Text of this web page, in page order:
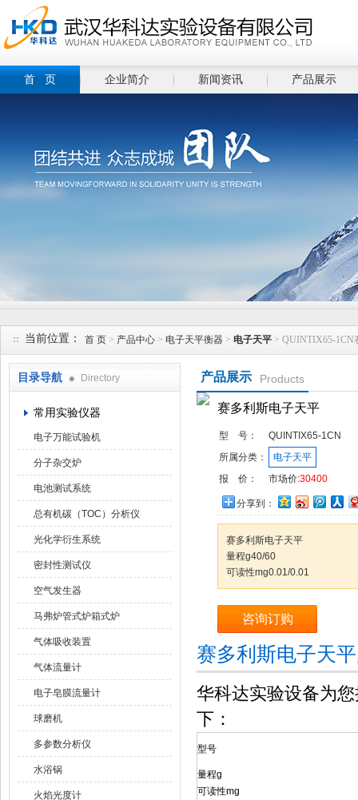
首 页 企业简介 新闻资讯 产品展示
当前位置： 首 页 > 产品中心 > 电子天平衡器 > 电子天平 > QUINTIX65-1CN
目录导航 Directory
常用实验仪器
电子万能试验机
分子杂交炉
电池测试系统
总有机碳（TOC）分析仪
光化学衍生系统
密封性测试仪
空气发生器
马弗炉管式炉箱式炉
气体吸收装置
气体流量计
电子皂膜流量计
球磨机
多参数分析仪
水浴锅
火焰光度计
产品展示 Products
赛多利斯电子天平
型 号：
QUINTIX65-1CN
所属分类：
电子天平
报 价：
市场价:30400
分享到：
赛多利斯电子天平
量程g40/60
可读性mg0.01/0.01
咨询订购
赛多利斯电子天
华科达实验设备为
下：
型号
量程g
可读性mg